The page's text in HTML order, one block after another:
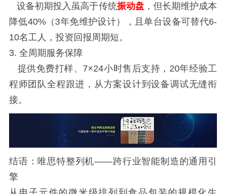
设备初期投入虽高于传统振动盘，但长期维护成本
降低40%（3年免维护设计），且单台设备可替代6-
10名工人，投资回报周期短。
3. 全周期服务保障
提供免费打样、7×24小时售后支持，20年经验工
程师团队全程跟进，从方案设计到设备调试无缝衔
接。
结语：唯思特整列机——跨行业智能制造的通用引
擎